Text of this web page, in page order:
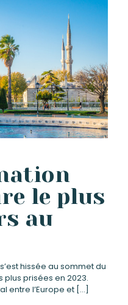
le plus
au
hissée au sommet du
prisées en 2023.
entre l’Europe et […]